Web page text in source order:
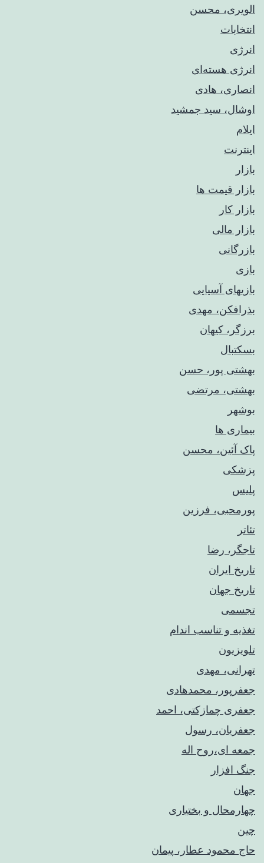
الویری، محسن
انتخابات
انرژی
انرژی هسته‌ای
انصاری، هادی
اوشال، سید جمشید
ایلام
اینترنت
بازار
بازار قیمت ها
بازار کار
بازار مالی
بازرگانی
بازی
بازیهای آسیایی
بذرافکن، مهدی
برزگر، کیهان
بسکتبال
بهشتی پور، حسن
بهشتی، مرتضی
بوشهر
بیماری ها
پاک آئین، محسن
پزشکی
پلیس
پورمحبی، فرزین
تئاتر
تاجگر، رضا
تاریخ ایران
تاریخ جهان
تجسمی
تغذیه و تناسب اندام
تلویزیون
تهرانی، مهدی
جعفرپور، محمدهادی
جعفری چمازکتی، احمد
جعفریان، رسول
جمعه ای،روح اله
جنگ افزار
جهان
چهارمحال و بختیاری
چین
حاج محمود عطار، پیمان